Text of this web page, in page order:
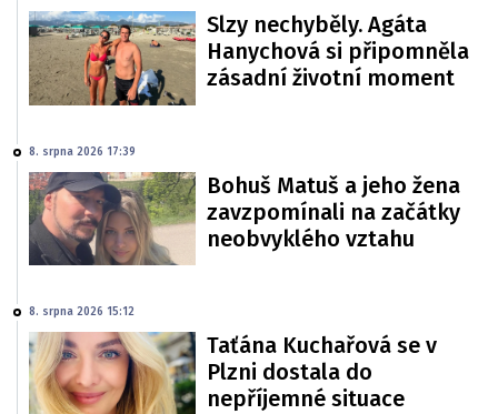
Slzy nechyběly. Agáta
Hanychová si připomněla
zásadní životní moment
8. srpna 2026 17:39
Bohuš Matuš a jeho žena
zavzpomínali na začátky
neobvyklého vztahu
8. srpna 2026 15:12
Taťána Kuchařová se v
Plzni dostala do
nepříjemné situace